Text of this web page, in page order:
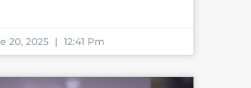
20, 2025 12:41 Pm